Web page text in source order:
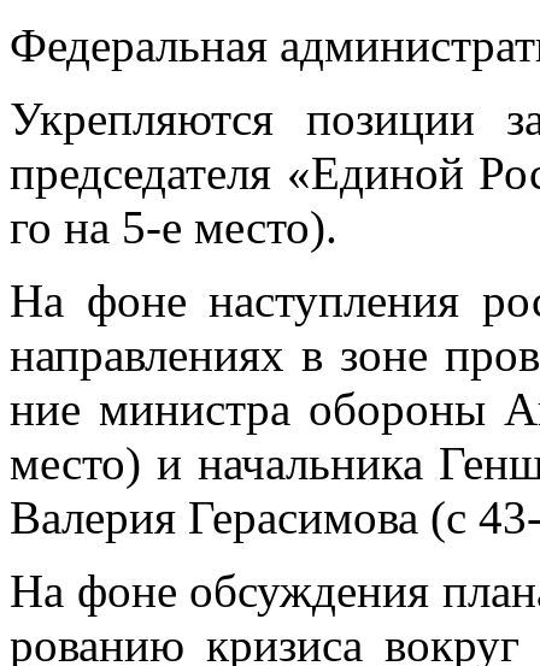
Фе­де­раль­ная
Укреп­ля­ют­ся по­зи­ции
пред­се­да­те­ля «Еди­ной
го на 5-е ме­сто).
На фоне на­ступ­ле­ния
на­прав­ле­ни­ях в зоне
ние ми­ни­стра обо­ро­ны
ме­сто) и на­чаль­ни­ка
Ва­ле­рия Ге­ра­си­мо­ва (с
На фоне об­суж­де­ния
ро­ва­нию кри­зи­са